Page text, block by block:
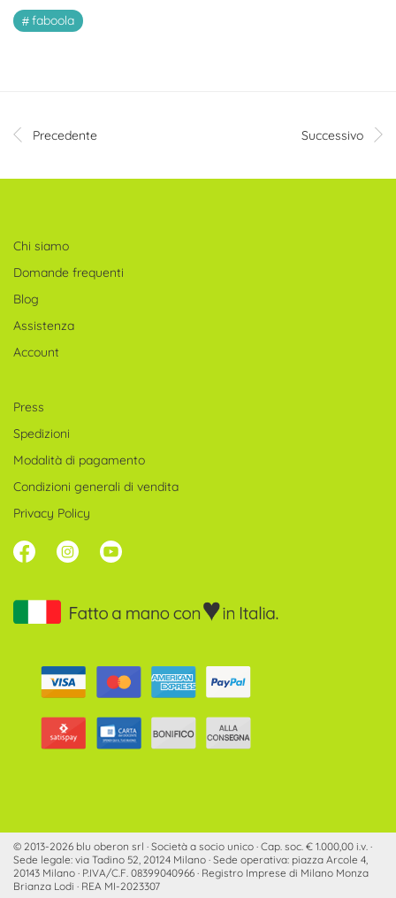
faboola
Precedente Successivo
Chi siamo
Domande frequenti
Blog
Assistenza
Account
Press
Spedizioni
Modalità di pagamento
Condizioni generali di vendita
Privacy Policy
© 2013-2026 blu oberon srl · Società a socio unico · Cap. soc. € 1.000,00 i.v. ·
Sede legale: via Tadino 52, 20124 Milano · Sede operativa: piazza Arcole 4,
20143 Milano · P.IVA/C.F. 08399040966 · Registro Imprese di Milano Monza
Brianza Lodi · REA MI-2023307